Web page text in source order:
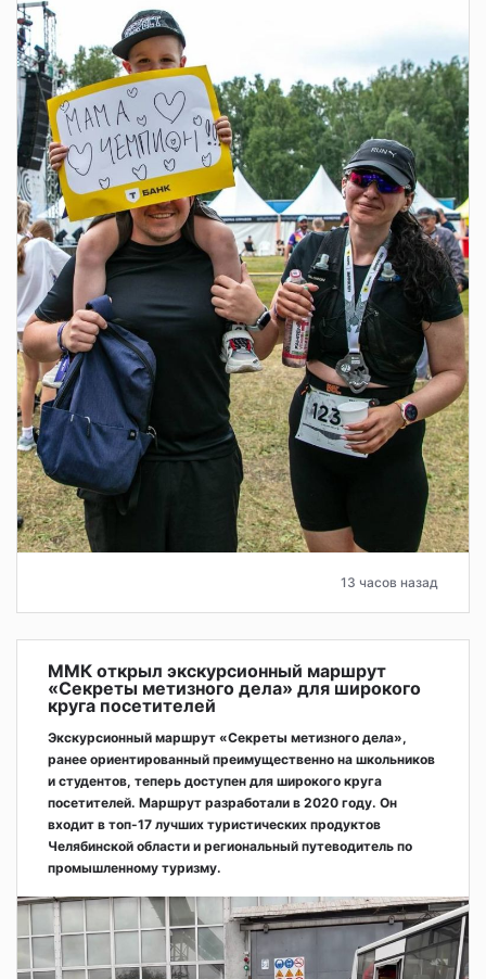
13 часов назад
ММК открыл экскурсионный маршрут
«Секреты метизного дела» для широкого
круга посетителей
Экскурсионный маршрут «Секреты метизного дела»,
ранее ориентированный преимущественно на школьников
и студентов, теперь доступен для широкого круга
посетителей. Маршрут разработали в 2020 году. Он
входит в топ-17 лучших туристических продуктов
Челябинской области и региональный путеводитель по
промышленному туризму.